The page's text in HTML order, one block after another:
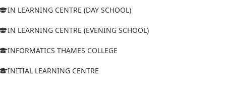
IN LEARNING CENTRE (DAY SCHOOL)
IN LEARNING CENTRE (EVENING SCHOOL)
INFORMATICS THAMES COLLEGE
INITIAL LEARNING CENTRE